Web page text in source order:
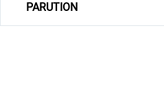
PARUTION